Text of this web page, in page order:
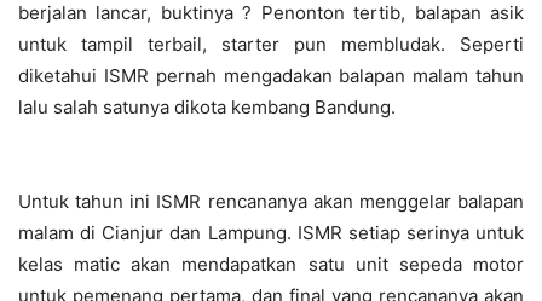
berjalan lancar, buktinya ? Penonton tertib, balapan asik
untuk tampil terbail, starter pun membludak. Seperti
diketahui ISMR pernah mengadakan balapan malam tahun
lalu salah satunya dikota kembang Bandung.
Untuk tahun ini ISMR rencananya akan menggelar balapan
malam di Cianjur dan Lampung. ISMR setiap serinya untuk
kelas matic akan mendapatkan satu unit sepeda motor
untuk pemenang pertama, dan final yang rencananya akan